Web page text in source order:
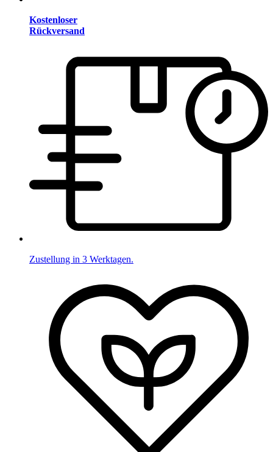
Kostenloser
Rückversand
Zustellung in 3 Werktagen.